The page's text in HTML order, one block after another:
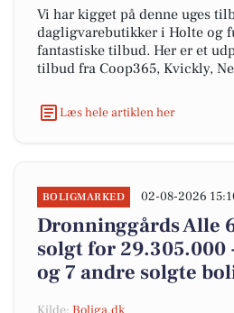
Vi har kigget på denne uges
dagligvarebutikker i Holte og
fantastiske tilbud. Her er et
tilbud fra Coop365, Kvickly,
Læs hele artiklen her
BOLIGMARKED 02-08-2026
Dronninggårds Alle
solgt for 29.305.000
og 7 andre solgte